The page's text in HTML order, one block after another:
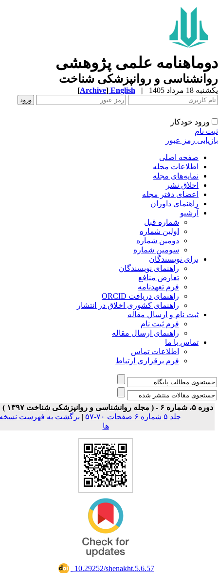
علمی پژوهشی
و روانپزشکی شناخت
18 مرداد 1405 |
English
[Archive]
ورود خودکار
نام
رمز عبور
صفحه اصلی
اطلاعات مجله
نمایه‌های مجله
اخلاق نشر
اعضای دفتر مجله
راهنمای داوران
آرشیو
شماره قبل
اولین شماره
دومین شماره
سومین شماره
برای نویسندگان
راهنمای نویسندگان
تعارض منافع
فرم تعهدنامه
راهنمای دریافت ORCID
راهنمای کشوری اخلاق در انتشار
ثبت نام و ارسال مقاله
فرم ثبت نام
راهنمای ارسال مقاله
تماس با ما
اطلاعات تماس
فرم برقراری ارتباط
شماره ۶ - ( مجله روانشناسی و روانپزشکی شناخت ۱۳۹۷ )
جلد ۵ شماره ۶ صفحات ۷۰-۵۷
|برگشت به فهرست نسخه
ها
‎ 10.29252/shenakht.5.6.57